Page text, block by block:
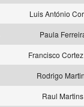
Luis António
Paula
Francisco
Rodrigo
Raul Martins